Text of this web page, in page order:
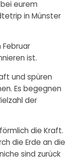
eurem
in Münster
Februar
ist.
und spüren
Es begegnen
der
die Kraft.
die Erde an die
sind zurück